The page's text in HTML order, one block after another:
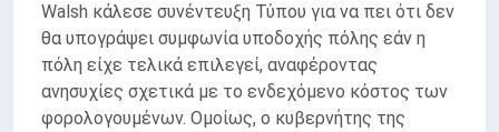
Walsh κάλεσε συνέντευξη Τύπου για να πει ότι δεν
θα υπογράψει συμφωνία υποδοχής πόλης εάν η
πόλη είχε τελικά επιλεγεί, αναφέροντας
ανησυχίες σχετικά με το ενδεχόμενο κόστος των
φορολογουμένων. Ομοίως, ο κυβερνήτης της